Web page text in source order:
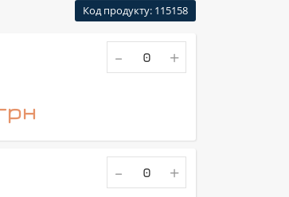
Код продукту: 115158
- +
- +